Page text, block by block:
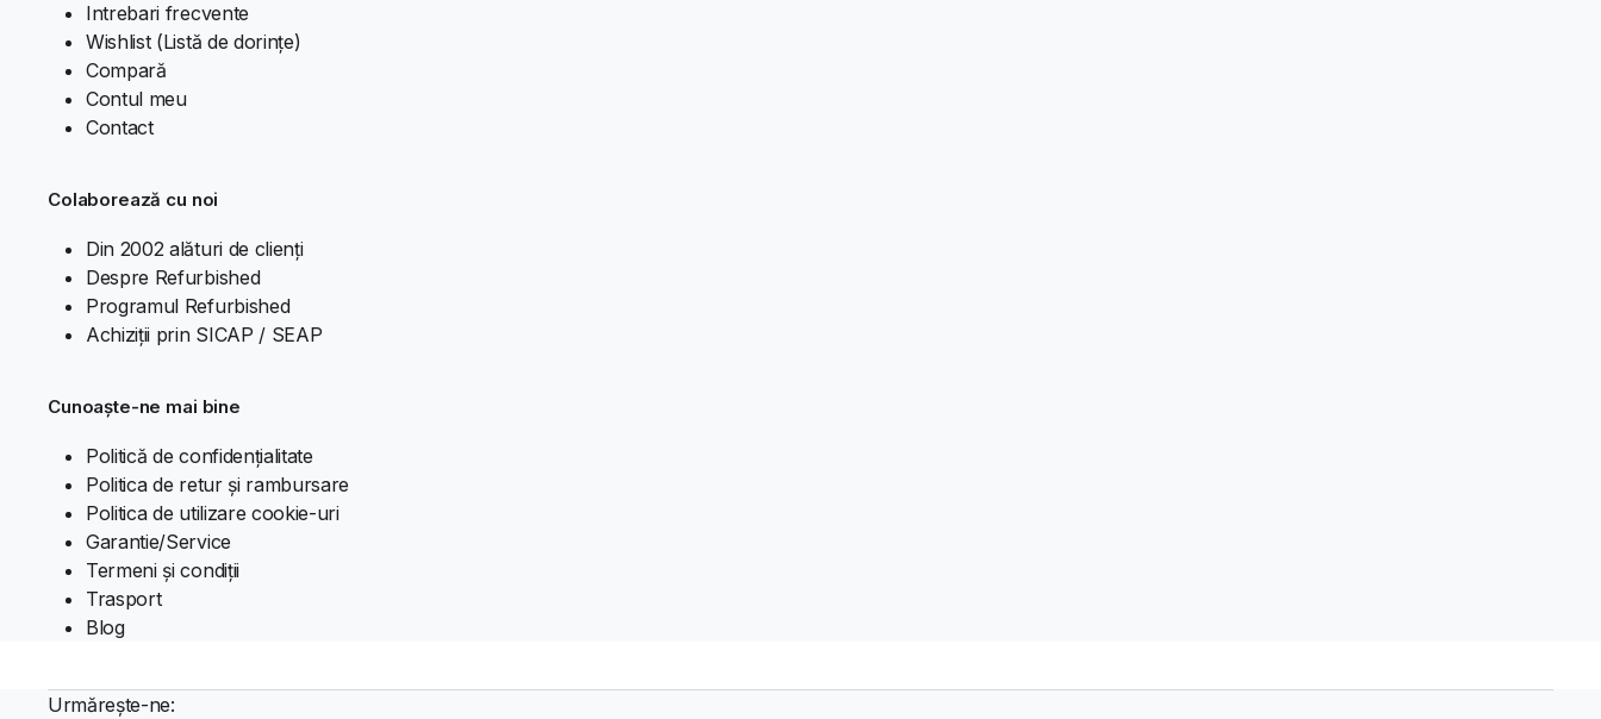
Intrebari frecvente
Wishlist (Listă de dorințe)
Compară
Contul meu
Contact
Colaborează cu noi
Din 2002 alături de clienți
Despre Refurbished
Programul Refurbished
Achiziții prin SICAP / SEAP
Cunoaște-ne mai bine
Politică de confidențialitate
Politica de retur și rambursare
Politica de utilizare cookie-uri
Garantie/Service
Termeni și condiții
Trasport
Blog
Urmărește-ne: